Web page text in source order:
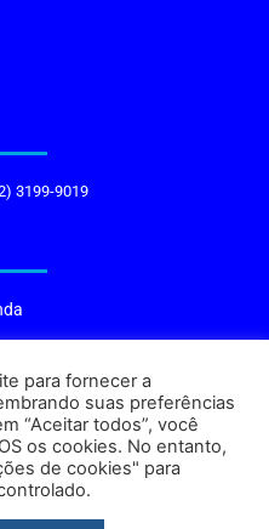
3199-9019
Cabo Frio – RJ, 28906-290
9h às 16h
para fornecer a
suas preferências
“Aceitar todos”, você
os cookies. No entanto,
de cookies" para